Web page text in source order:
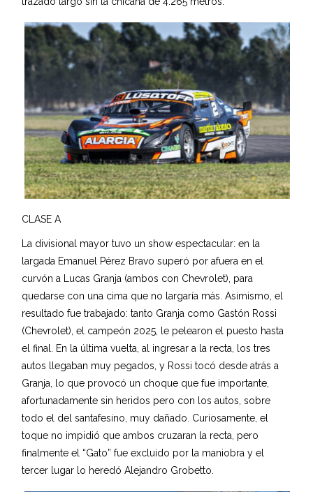
CLASE A
La divisional mayor tuvo un show espectacular: en la
largada Emanuel Pérez Bravo superó por afuera en el
curvón a Lucas Granja (ambos con Chevrolet), para
quedarse con una cima que no largaría más. Asimismo, el
resultado fue trabajado: tanto Granja como Gastón Rossi
(Chevrolet), el campeón 2025, le pelearon el puesto hasta
el final. En la última vuelta, al ingresar a la recta, los tres
autos llegaban muy pegados, y Rossi tocó desde atrás a
Granja, lo que provocó un choque que fue importante,
afortunadamente sin heridos pero con los autos, sobre
todo el del santafesino, muy dañado. Curiosamente, el
toque no impidió que ambos cruzaran la recta, pero
finalmente el “Gato” fue excluido por la maniobra y el
tercer lugar lo heredó Alejandro Grobetto.